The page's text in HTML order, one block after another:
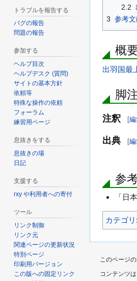
に
2.2
3 参考
概
出羽国最
脚
注釈 [
出典 [
参
「日
カテゴリ :
トラブルを報告する
バグの報告
問題の報告
参加する
ヘルプ目次
ヘルプデスク (質問)
サイトの基本方針
依頼等
特殊な操作の依頼
フォーラム
練習用ページ
息抜きをする
息抜きの場
日記
支援する
rxy や利用者への寄付
ツール
リンク制御
リンク元
関連ページの更新状況
特別ページ
印刷用バージョン
この版への固定リンク
このページ
コンテンツ